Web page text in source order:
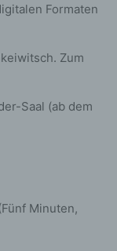
Formaten
Zum
Saal (ab dem
Minuten,